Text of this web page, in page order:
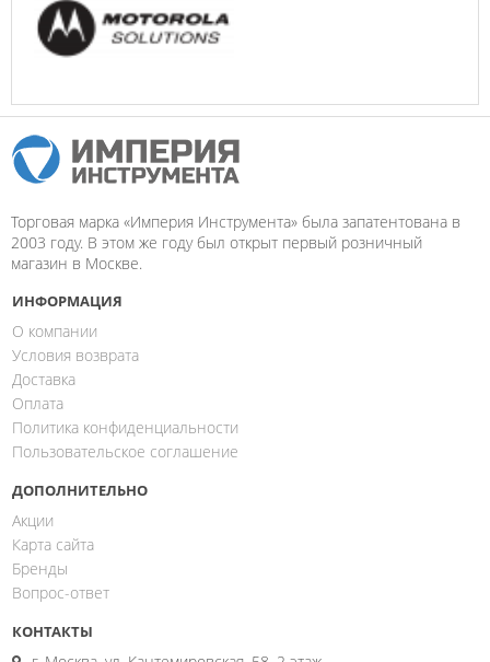
Торговая марка «Империя Инструмента» была запатентована в
2003 году. В этом же году был открыт первый розничный
магазин в Москве.
ИНФОРМАЦИЯ
О компании
Условия возврата
Доставка
Оплата
Политика конфиденциальности
Пользовательское соглашение
ДОПОЛНИТЕЛЬНО
Акции
Карта сайта
Бренды
Вопрос-ответ
КОНТАКТЫ